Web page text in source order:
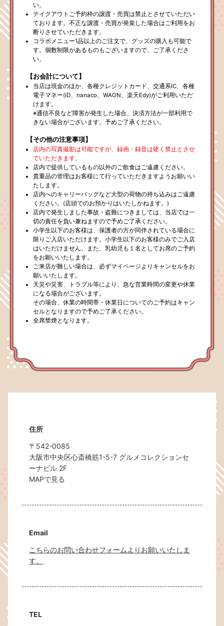
い。
テイクアウトご予約枠の譲渡・売買は禁止とさせていただい
ております。不正な譲渡・売買が発覚した場合はご利用をお
断りさせていただきます。
コラボメニュー1品以上のご注文で、グッズの購入も可能で
す。個数制限があるものもございますので、ご了承くださ
い。
【お会計について】
当店は現金のほか、各種クレジットカード、交通系IC、各種
電子マネー(iD、nanaco、WAON、楽天Edy)がご利用いただ
けます。
※通信不良など障害が発生した場合、決済方法が一部利用で
きない場合がございます。予めご了承ください。
【その他の注意事項】
店内の写真撮影は可能ですが、録画・録音は硬く禁止とさせ
ていただきます。
店内で提供しているもの以外のご飲食はご遠慮ください。
貴重品の管理はお客様にて行っていただきますようお願いい
たします。
店内へのキャリーバッグなど大型の荷物の持ち込みはご遠慮
ください。(店頭でのお預かりはいたしかねます。)
店内で発生しました事故・盗難につきましては、当店では一
切の責任を負い兼ねますので予めご了承ください。
小学生以下のお客様は、保護者の方が同伴されている場合に
限りご入店いただけます。小学生以下のお客様のみでご入店
はいただけません。また、乳幼児も１名としてお席のご予約
をお願いいたします。
ご来店が難しい場合は、必ずマイページよりキャンセルをお
願いいたします。
天災や災害、トラブル等により、急な営業時間の変更や休業
になる場合がございます。
その場合、休業の時間帯・休業日についてのご予約はキャン
セルとなりますので予めご了承ください。
全席禁煙となります。
住所
〒542-0085
大阪市中央区心斎橋筋1-5-7 グルメコレクションセ
ーナビル 2F
MAPで見る
Email
こちらのお問い合わせフォームよりお願いいたしま
す。
TEL